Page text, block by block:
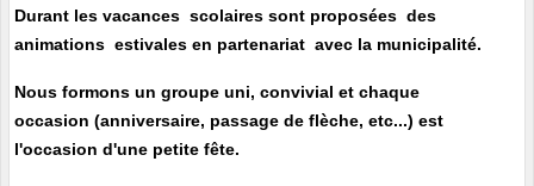
Durant les vacances scolaires sont proposées des
animations estivales en partenariat avec la municipalité.
Nous formons un groupe uni, convivial et chaque
occasion (anniversaire, passage de flèche, etc...) est
l'occasion d'une petite fête.